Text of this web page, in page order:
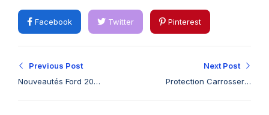
Facebook Twitter Pinterest
Previous Post
Nouveautés Ford 2026
Next Post
Protection Carrosserie